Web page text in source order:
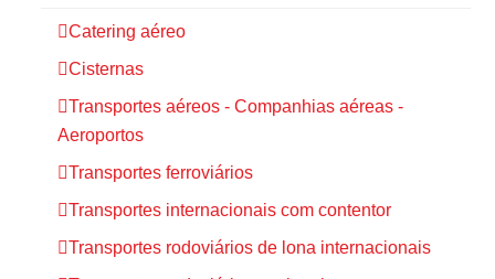
Catering aéreo
Cisternas
Transportes aéreos - Companhias aéreas -
Aeroportos
Transportes ferroviários
Transportes internacionais com contentor
Transportes rodoviários de lona internacionais